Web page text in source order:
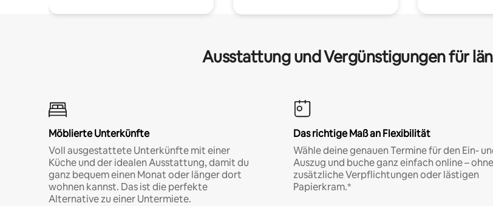
Ausstattung und Vergünstigungen für
Möblierte Unterkünfte
Voll ausgestattete Unterkünfte mit einer
Küche und der idealen Ausstattung, damit du
ganz bequem einen Monat oder länger dort
wohnen kannst. Das ist die perfekte
Alternative zu einer Untermiete.
Das richtige Maß an Flexibilität
Wähle deine genauen Termine für den Ein-
Auszug und buche ganz einfach online – ohne
zusätzliche Verpflichtungen oder lästigen
Papierkram.*